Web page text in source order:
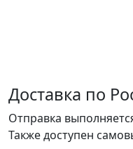
Доставка по
Отправка
Также доступен